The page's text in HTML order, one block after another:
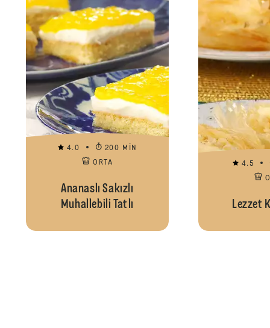
4.0
200 MIN
ORTA
Ananaslı Sakızlı
Muhallebili Tatlı
4.5
Lezzet